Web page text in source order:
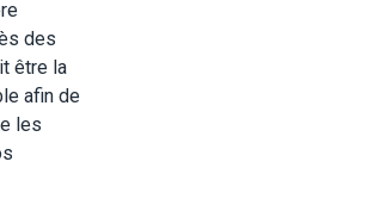
des
être la
afin de
les